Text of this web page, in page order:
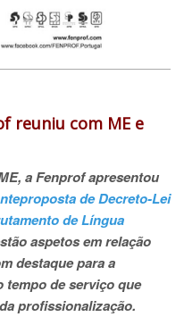
reuniu com ME e
a Fenprof apresentou
de Decreto-Lei
de Língua
aspetos em relação
destaque para a
tempo de serviço que
profissionalização.